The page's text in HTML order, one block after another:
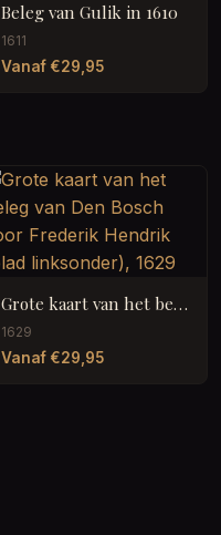
Beleg van Gulik in 1610
1611
Vanaf €29,95
Grote kaart van het beleg van Den Bosch door Frederik Hendrik (blad linksonder), 1629
1629
Vanaf €29,95